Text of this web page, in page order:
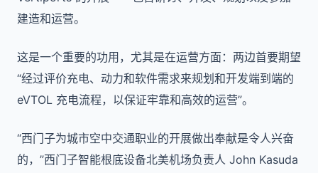
建造和运营。
这是一个重要的功用，尤其是在运营方面：两边首要期望
“经过评价充电、动力和软件需求来规划和开发端到端的
eVTOL 充电流程，以保证牢靠和高效的运营”。
“西门子为城市空中交通职业的开展做出奉献是令人兴奋
的，”西门子智能根底设备北美机场负责人 John Kasuda